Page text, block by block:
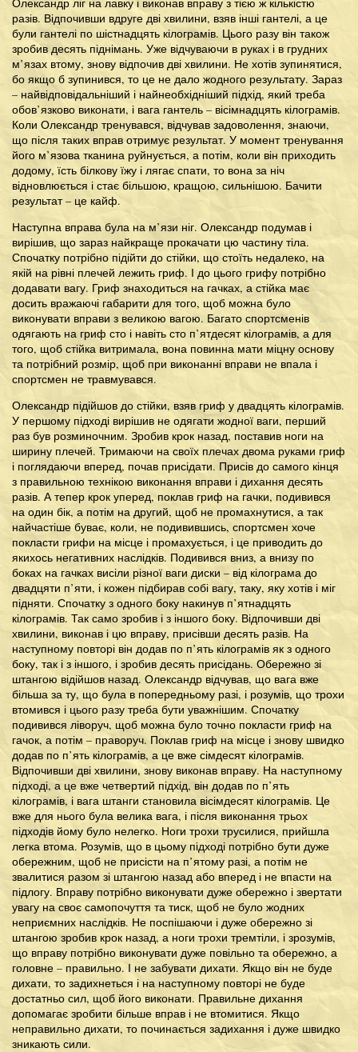
разів. Відпочивши вдруге дві хвилини, взяв інші гантелі, а це
були гантелі по шістнадцять кілограмів. Цього разу він також
зробив десять піднімань. Уже відчуваючи в руках і в грудних
м’язах втому, знову відпочив дві хвилини. Не хотів зупинятися,
бо якщо б зупинився, то це не дало жодного результату. Зараз
– найвідповідальніший і найнеобхідніший підхід, який треба
обов’язково виконати, і вага гантель – вісімнадцять кілограмів.
Коли Олександр тренувався, відчував задоволення, знаючи,
що після таких вправ отримує результат. У момент тренування
його м’язова тканина руйнується, а потім, коли він приходить
додому, їсть білкову їжу і лягає спати, то вона за ніч
відновлюється і стає більшою, кращою, сильнішою. Бачити
результат – це кайф.
Наступна вправа була на м’язи ніг. Олександр подумав і
вирішив, що зараз найкраще прокачати цю частину тіла.
Спочатку потрібно підійти до стійки, що стоїть недалеко, на
якій на рівні плечей лежить гриф. І до цього грифу потрібно
додавати вагу. Гриф знаходиться на гачках, а стійка має
досить вражаючі габарити для того, щоб можна було
виконувати вправи з великою вагою. Багато спортсменів
одягають на гриф сто і навіть сто п’ятдесят кілограмів, а для
того, щоб стійка витримала, вона повинна мати міцну основу
та потрібний розмір, щоб при виконанні вправи не впала і
спортсмен не травмувався.
Олександр підійшов до стійки, взяв гриф у двадцять кілограмів.
У першому підході вирішив не одягати жодної ваги, перший
раз був розминочним. Зробив крок назад, поставив ноги на
ширину плечей. Тримаючи на своїх плечах двома руками гриф
і поглядаючи вперед, почав присідати. Присів до самого кінця
з правильною технікою виконання вправи і дихання десять
разів. А тепер крок уперед, поклав гриф на гачки, подивився
на один бік, а потім на другий, щоб не промахнутися, а так
найчастіше буває, коли, не подивившись, спортсмен хоче
покласти грифи на місце і промахується, і це приводить до
якихось негативних наслідків. Подивився вниз, а внизу по
боках на гачках висіли різної ваги диски – від кілограма до
двадцяти п’яти, і кожен підбирав собі вагу, таку, яку хотів і міг
підняти. Спочатку з одного боку накинув п’ятнадцять
кілограмів. Так само зробив і з іншого боку. Відпочивши дві
хвилини, виконав і цю вправу, присівши десять разів. На
наступному повторі він додав по п’ять кілограмів як з одного
боку, так і з іншого, і зробив десять присідань. Обережно зі
штангою відійшов назад. Олександр відчував, що вага вже
більша за ту, що була в попередньому разі, і розумів, що трохи
втомився і цього разу треба бути уважнішим. Спочатку
подивився ліворуч, щоб можна було точно покласти гриф на
гачок, а потім – праворуч. Поклав гриф на місце і знову швидко
додав по п’ять кілограмів, а це вже сімдесят кілограмів.
Відпочивши дві хвилини, знову виконав вправу. На наступному
підході, а це вже четвертий підхід, він додав по п’ять
кілограмів, і вага штанги становила вісімдесят кілограмів. Це
вже для нього була велика вага, і після виконання трьох
підходів йому було нелегко. Ноги трохи трусилися, прийшла
легка втома. Розумів, що в цьому підході потрібно бути дуже
обережним, щоб не присісти на п’ятому разі, а потім не
звалитися разом зі штангою назад або вперед і не впасти на
підлогу. Вправу потрібно виконувати дуже обережно і звертати
увагу на своє самопочуття та тиск, щоб не було жодних
неприємних наслідків. Не поспішаючи і дуже обережно зі
штангою зробив крок назад, а ноги трохи тремтіли, і зрозумів,
що вправу потрібно виконувати дуже повільно та обережно, а
головне – правильно. І не забувати дихати. Якщо він не буде
дихати, то задихнеться і на наступному повторі не буде
достатньо сил, щоб його виконати. Правильне дихання
допомагає зробити більше вправ і не втомитися. Якщо
неправильно дихати, то починається задихання і дуже швидко
зникають сили.